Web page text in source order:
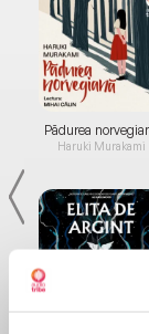
Pădurea
Haruki Murakami